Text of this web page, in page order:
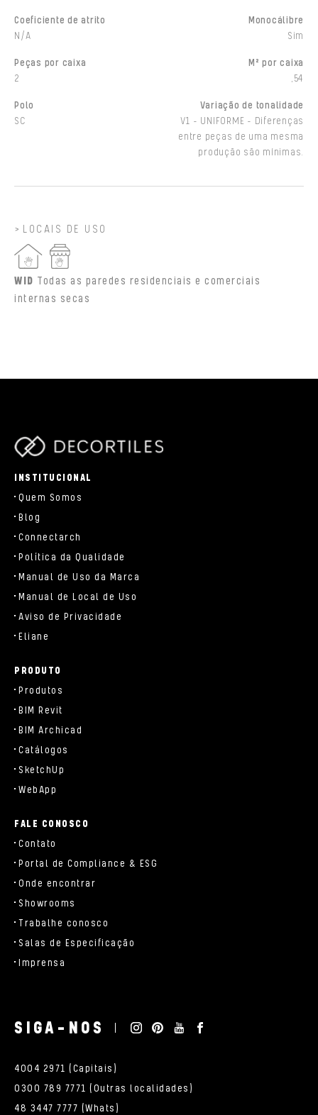
Coeficiente de atrito
N/A
Monocálibre
Sim
Peças por caixa
2
M² por caixa
,54
Polo
SC
Variação de tonalidade
V1 - UNIFORME - Diferenças
entre peças de uma mesma
produção são mínimas.
LOCAIS DE USO
WID Todas as paredes residenciais e comerciais
internas secas
INSTITUCIONAL
Quem Somos
Blog
Connectarch
Política da Qualidade
Manual de Uso da Marca
Manual de Local de Uso
Aviso de Privacidade
Eliane
PRODUTO
Produtos
BIM Revit
BIM Archicad
Catálogos
SketchUp
WebApp
FALE CONOSCO
Contato
Portal de Compliance & ESG
Onde encontrar
Showrooms
Trabalhe conosco
Salas de Especificação
Imprensa
SIGA-NOS
4004 2971 (Capitais)
0300 789 7771 (Outras localidades)
48 3447 7777 (Whats)